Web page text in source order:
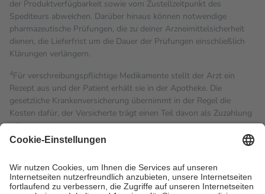
der Produktverfügbarkeit sowie vom Zustellzeitpunkt des
Spediteurs abweichen. Darüber hinaus können notwendige
pharmazeutische Prüfungen, die zu deiner Arzneimittelsicherheit
dienen, die Lieferfrist um die Dauer der Prüfungen einschließlich
Klärungen verlängern.
4Für verschreibungspflichtige Medikamente stellt der Arzt ein
Rezept aus und der Patient erhält sie in der Apotheke. Die
gesetzliche Krankenversicherung übernimmt in der Regel die
Kosten dafür, der Versicherte trägt einen Teil davon als Zuzahlung
mit.
Grundsätzlich leisten Mitglieder Zuzahlungen in Höhe von zehn
höchstens zehn Euro.
Es sind jedoch nie mehr als die
tatsächlichen Kosten der Leistung zu entrichten.
Diese Regeln gelten grundsätzlich auch für Online-Apotheken.